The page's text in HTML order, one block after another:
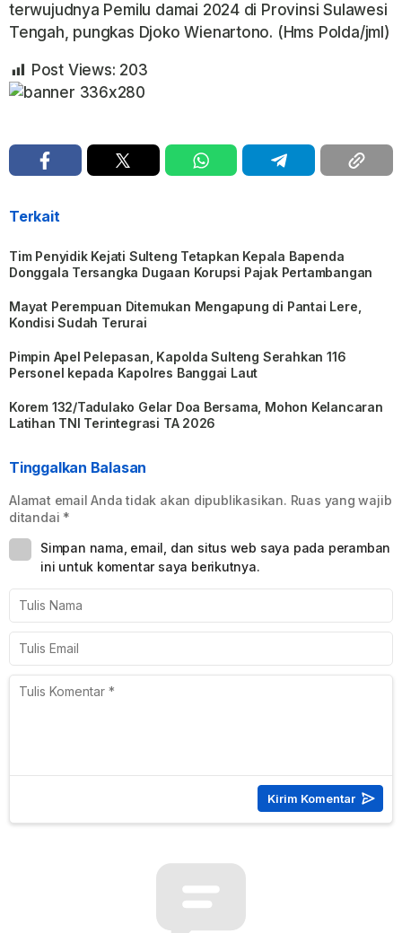
terwujudnya Pemilu damai 2024 di Provinsi Sulawesi
Tengah, pungkas Djoko Wienartono. (Hms Polda/jml)
Post Views: 203
Terkait
Tim Penyidik Kejati Sulteng Tetapkan Kepala Bapenda
Donggala Tersangka Dugaan Korupsi Pajak Pertambangan
Mayat Perempuan Ditemukan Mengapung di Pantai Lere,
Kondisi Sudah Terurai
Pimpin Apel Pelepasan, Kapolda Sulteng Serahkan 116
Personel kepada Kapolres Banggai Laut
Korem 132/Tadulako Gelar Doa Bersama, Mohon Kelancaran
Latihan TNI Terintegrasi TA 2026
Tinggalkan Balasan
Alamat email Anda tidak akan dipublikasikan. Ruas yang wajib
ditandai *
Simpan nama, email, dan situs web saya pada peramban
ini untuk komentar saya berikutnya.